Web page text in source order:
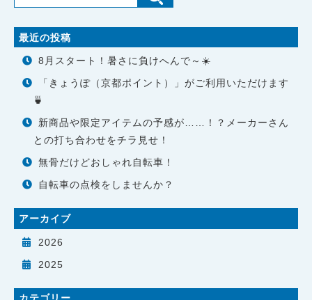
最近の投稿
8月スタート！暑さに負けへんで～☀️
「きょうぽ（京都ポイント）」がご利用いただけます
🍵
新商品や限定アイテムの予感が……！？メーカーさん
との打ち合わせをチラ見せ！
無骨だけどおしゃれ自転車！
自転車の点検をしませんか？
アーカイブ
2026
2025